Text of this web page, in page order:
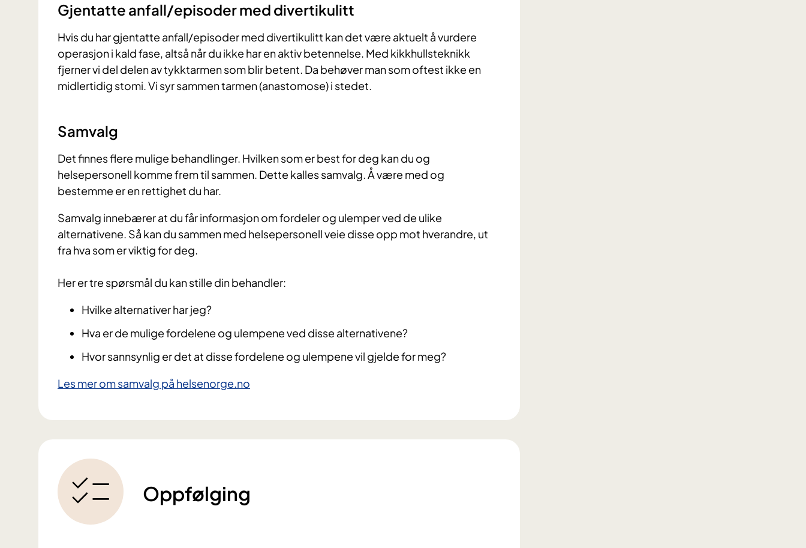
Gjentatte anfall/episoder med divertikulitt
Hvis du har gjentatte anfall/episoder med divertikulitt kan det være aktuelt å vurdere
operasjon i kald fase, altså når du ikke har en aktiv betennelse. Med kikkhullsteknikk
fjerner vi del delen av tykktarmen som blir betent. Da behøver man som oftest ikke en
midlertidig stomi. Vi syr sammen tarmen (anastomose) i stedet.
Samvalg
Det finnes flere mulige behandlinger. Hvilken som er best for deg kan du og
helsepersonell komme frem til sammen. Dette kalles samvalg. Å være med og
bestemme er en rettighet du har.
​Samvalg innebærer at du får informasjon om fordeler og ulemper ved de ulike
alternativene. Så kan du sammen med helsepersonell veie disse opp mot hverandre, ut
fra hva som er viktig for deg.
Her er tre spørsmål du kan stille din behandler:
Hvilke alternativer har jeg?
Hva er de mulige fordelene og ulempene ved disse alternativene?
Hvor sannsynlig er det at disse fordelene og ulempene vil gjelde for meg?​
Les mer om samvalg på helsenorge.no​
Oppfølging